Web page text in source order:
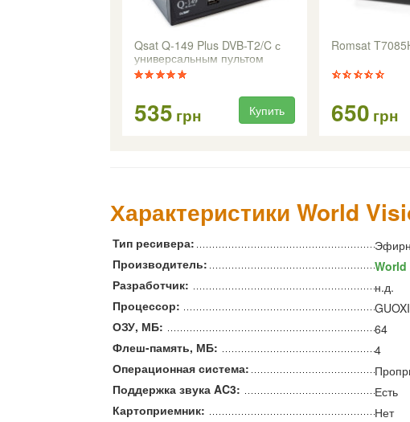
Qsat Q-149 Plus DVB-T2/C с
универсальным пультом
535 грн Купить
Romsat
650 грн
Характеристики World
Тип ресивера:
Производитель:
Разработчик:
н.д.
Процессор:
ОЗУ, МБ:
64
Флеш-память, МБ:
4
Операционная система:
Поддержка звука AC3:
Есть
Картоприемник:
Нет